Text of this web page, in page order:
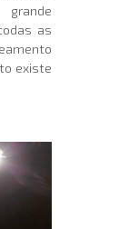
as
existe